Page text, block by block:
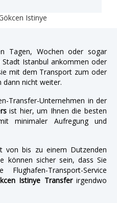
Tagen, Wochen oder sogar
Istanbul ankommen oder
mit dem Transport zum oder
dann nicht weiter.
Transfer-Unternehmen in der
ist hier, um Ihnen die besten
minimaler Aufregung und
von bis zu einem Dutzenden
können sicher sein, dass Sie
Transport-Service
Istinye Transferirgendwo